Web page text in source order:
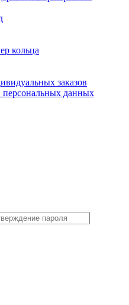
кольца
заказов
персональных данных